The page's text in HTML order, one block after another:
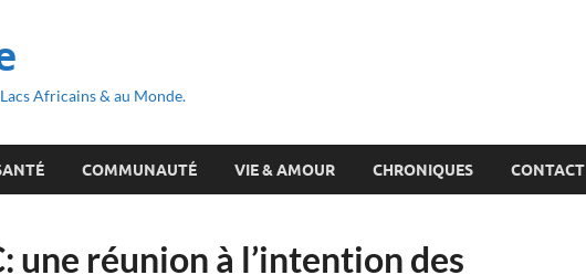
Africains & au Monde.
COMMUNAUTÉ VIE & AMOUR CHRONIQUES CONTACT
une réunion à l’intention des